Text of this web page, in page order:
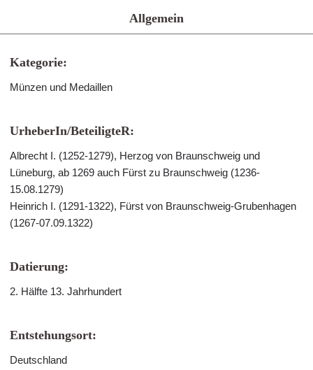
Allgemein
Kategorie:
Münzen und Medaillen
UrheberIn/BeteiligteR:
Albrecht I. (1252-1279), Herzog von Braunschweig und
Lüneburg, ab 1269 auch Fürst zu Braunschweig (1236-
15.08.1279)
Heinrich I. (1291-1322), Fürst von Braunschweig-Grubenhagen
(1267-07.09.1322)
Datierung:
2. Hälfte 13. Jahrhundert
Entstehungsort:
Deutschland